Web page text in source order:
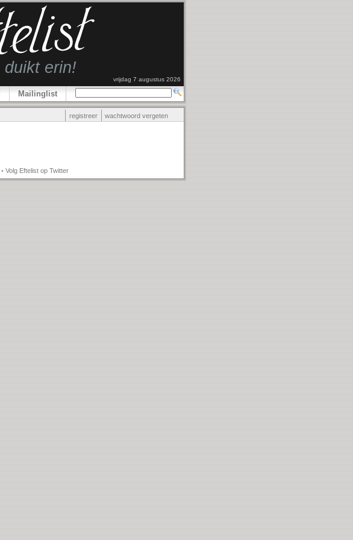
vrijdag 7 augustus 2026
Mailinglist
registreer wachtwoord vergeten
• Volg Eftelist op Twitter